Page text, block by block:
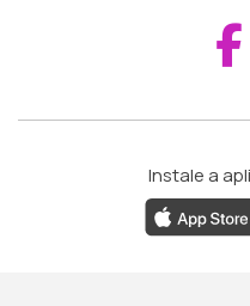
Instale a